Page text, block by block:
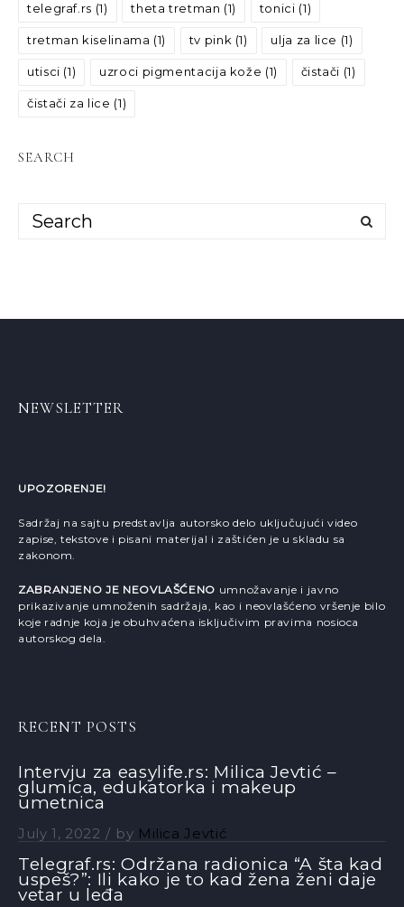
telegraf.rs (1) theta tretman (1) tonici (1)
tretman kiselinama (1) tv pink (1) ulja za lice (1)
utisci (1) uzroci pigmentacija kože (1) čistači (1)
čistači za lice (1)
SEARCH
NEWSLETTER
UPOZORENJE!
Sadržaj na sajtu predstavlja autorsko delo uključujući video
zapise, tekstove i pisani materijal i zaštićen je u skladu sa
zakonom.
ZABRANJENO JE NEOVLAŠĆENO umnožavanje i javno
prikazivanje umnoženih sadržaja, kao i neovlašćeno vršenje bilo
koje radnje koja je obuhvaćena isključivim pravima nosioca
autorskog dela.
RECENT POSTS
Intervju za easylife.rs: Milica Jevtić –
glumica, edukatorka i makeup
umetnica
July 1, 2022 by Milica Jevtić
Telegraf.rs: Održana radionica “A šta kad
uspeš?”: Ili kako je to kad žena ženi daje
vetar u leđa